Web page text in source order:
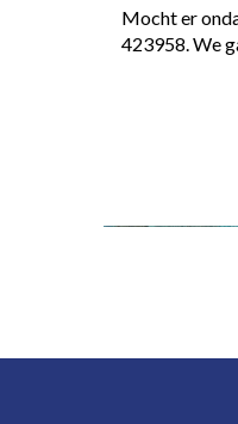
Mocht er
423958. We